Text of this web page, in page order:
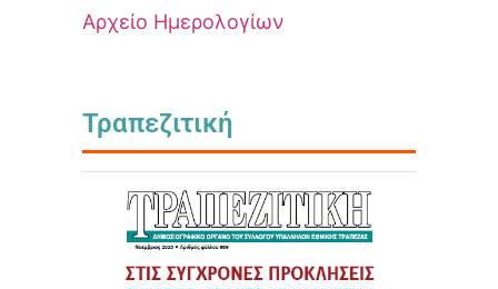
Αρχείο Ημερολογίων
Τραπεζιτική